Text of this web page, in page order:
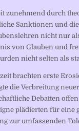
zunehmend durch
Sanktionen und
nicht nur
von Glauben und
nicht selten als
brachten erste
die Verbreitung
Debatten
plädierten für eine
zur umfassenden